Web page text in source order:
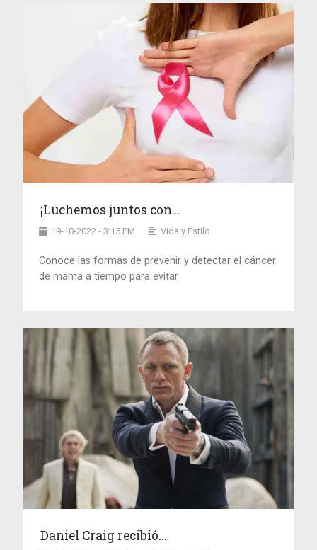
¡Luchemos juntos con...
19-10-2022 - 3:15 PM Vida y Estilo
Conoce las formas de prevenir y detectar el cáncer
de mama a tiempo para evitar
Daniel Craig recibió...